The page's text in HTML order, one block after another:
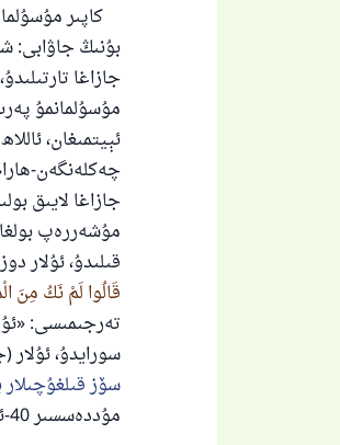
كاپىر
بۇنىڭ جاۋابى:
جازاغا
مۇسۇلمانمۇ
ئېيتمىغان،
چەكلەنگەن-
جازاغا لايىق
مۇشەررەپ
قىلىدۇ، ئۇلار
قَالُوا لَمْ نَكُ مِنَ
تەرجىمىسى:
سورايدۇ، ئۇلار
سۆز قىلغۇچىلار
مۇددەسسىر 40-ئايەتتىن 46-ئايەتكىچە].